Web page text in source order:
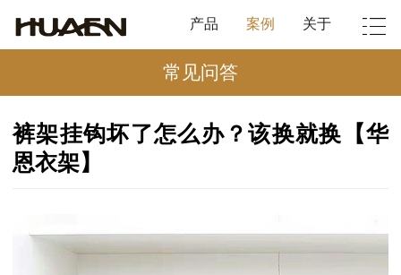
产品 案例 关于
常见问答
裤架挂钩坏了怎么办？该换就换【华
恩衣架】